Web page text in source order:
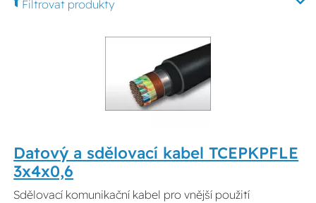
Filtrovat produkty
Datový a sdělovací kabel TCEPKPFLE
3x4x0,6
Sdělovací komunikační kabel pro vnější použití